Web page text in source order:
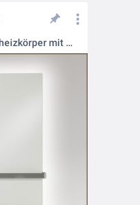
Hochwertige Infrarot-Badheizkörper mit Glasfront